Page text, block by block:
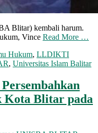
Blitar) kembali harum.
Vince Read More …
Hukum, LLDIKTI
, Universitas Islam Balitar
Kota Blitar pada